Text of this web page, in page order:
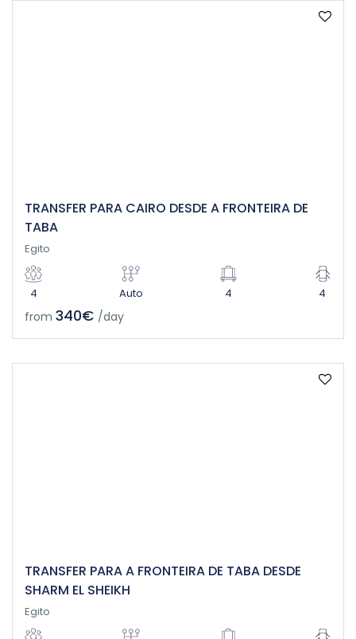
TRANSFER PARA CAIRO DESDE A FRONTEIRA DE
TABA
Egito
4 Auto 4 4
from 340€ /day
TRANSFER PARA A FRONTEIRA DE TABA DESDE
SHARM EL SHEIKH
Egito